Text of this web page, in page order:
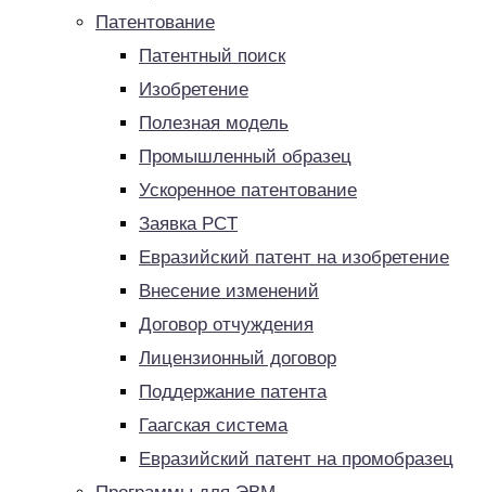
Патентование
Патентный поиск
Изобретение
Полезная модель
Промышленный образец
Ускоренное патентование
Заявка PCT
Евразийский патент на изобретение
Внесение изменений
Договор отчуждения
Лицензионный договор
Поддержание патента
Гаагская система
Евразийский патент на промобразец